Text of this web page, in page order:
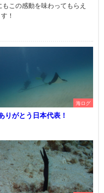
この感動を味わってもらえ
！
海ログ
りがとう日本代表！